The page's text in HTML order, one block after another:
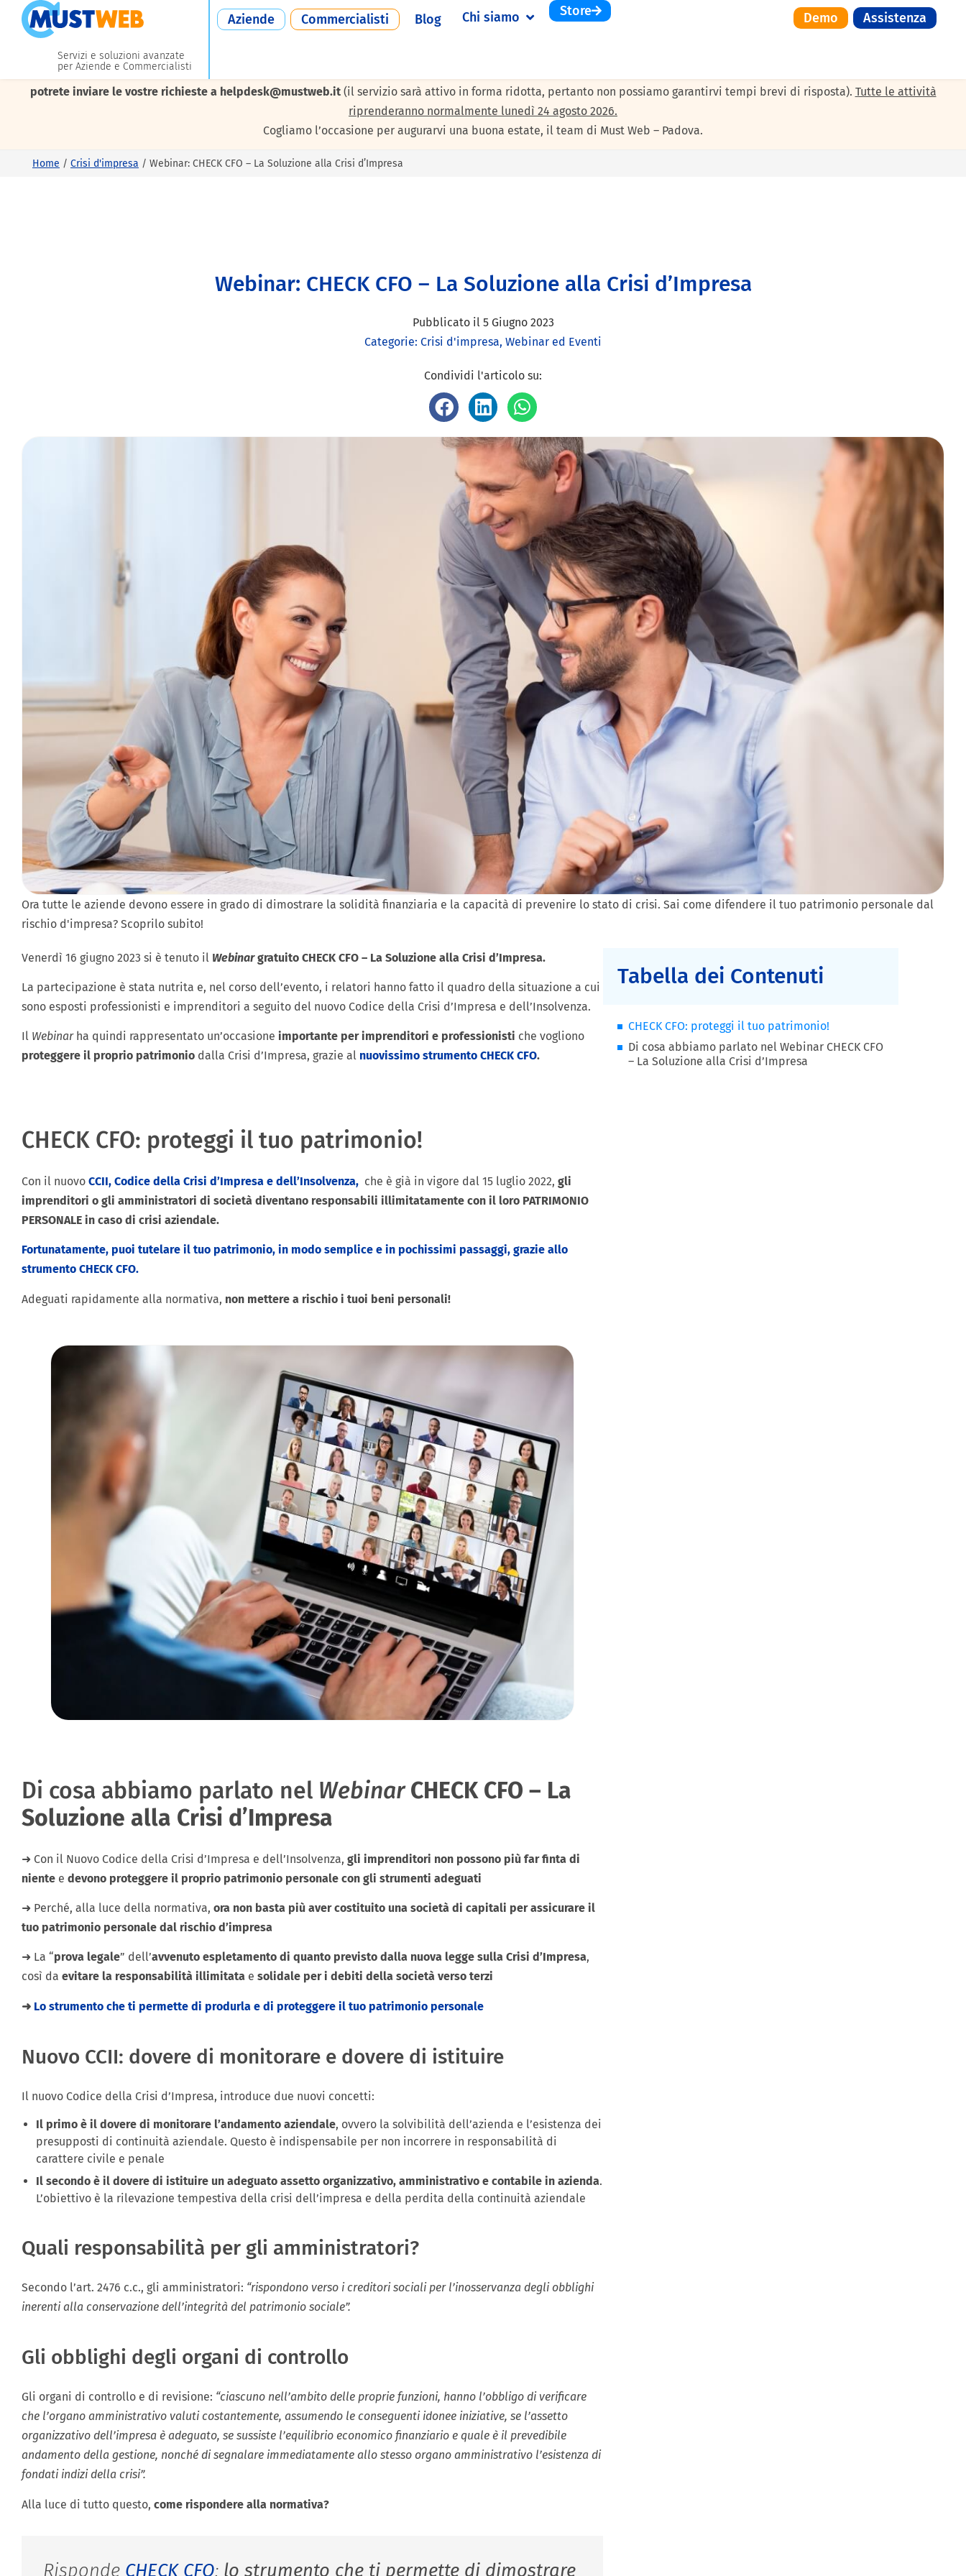
Servizi e soluzioni avanzate
per Aziende e Commercialisti
Aziende Commercialisti Blog Chi siamo Store Demo Assistenza
I nostri uffici resteranno chiusi da
potrete inviare le vostre richieste a helpdesk@mustweb.it(il servizio sarà attivo in forma ridotta, pertanto non possiamo garantirvi tempi brevi di risposta). Tutte le attività
riprenderanno normalmente lunedì 24 agosto 2026.
Cogliamo l’occasione per augurarvi una buona estate, il team di Must Web – Padova.
Home / Crisi d'impresa / Webinar: CHECK CFO – La Soluzione alla Crisi d’Impresa
Webinar: CHECK CFO – La Soluzione alla Crisi d’Impresa
Pubblicato il 5 Giugno 2023
Categorie: Crisi d'impresa, Webinar ed Eventi
Condividi l'articolo su:
Ora tutte le aziende devono essere in grado di dimostrare la solidità finanziaria e la capacità di prevenire lo stato di crisi. Sai come difendere il tuo patrimonio personale dal
rischio d'impresa? Scoprilo subito!
Venerdì 16 giugno 2023 si è tenuto il Webinargratuito CHECK CFO – La Soluzione alla Crisi d’Impresa.
La partecipazione è stata nutrita e, nel corso dell’evento, i relatori hanno fatto il quadro della situazione a cui
sono esposti professionisti e imprenditori a seguito del nuovo Codice della Crisi d’Impresa e dell’Insolvenza.
Il Webinarha quindi rappresentato un’occasione importante per imprenditori e professionisti che vogliono
proteggere il proprio patrimonio dalla Crisi d’Impresa, grazie al nuovissimo strumento CHECK CFO.
CHECK CFO: proteggi il tuo patrimonio!
Con il nuovo CCII, Codice della Crisi d’Impresa e dell’Insolvenza, che è già in vigore dal 15 luglio 2022, gli
imprenditori o gli amministratori di società diventano responsabili illimitatamente con il loro PATRIMONIO
PERSONALE in caso di crisi aziendale.
Fortunatamente, puoi tutelare il tuo patrimonio, in modo semplice e in pochissimi passaggi, grazie allo
strumento CHECK CFO.
Adeguati rapidamente alla normativa, non mettere a rischio i tuoi beni personali!
Di cosa abbiamo parlato nel Webinar CHECK CFO – La
Soluzione alla Crisi d’Impresa
➜ Con il Nuovo Codice della Crisi d’Impresa e dell’Insolvenza, gli imprenditori non possono più far finta di
niente e devono proteggere il proprio patrimonio personale con gli strumenti adeguati
➜ Perché, alla luce della normativa, ora non basta più aver costituito una società di capitali per assicurare il
tuo patrimonio personale dal rischio d’impresa
➜ La “prova legale” dell’avvenuto espletamento di quanto previsto dalla nuova legge sulla Crisi d’Impresa,
così da evitare la responsabilità illimitata e solidale per i debiti della società verso terzi
➜ Lo strumento che ti permette di produrla e di proteggere il tuo patrimonio personale
Nuovo CCII: dovere di monitorare e dovere di istituire
Il nuovo Codice della Crisi d’Impresa, introduce due nuovi concetti:
Il primo è il dovere di monitorare l’andamento aziendale, ovvero la solvibilità dell’azienda e l’esistenza dei
presupposti di continuità aziendale. Questo è indispensabile per non incorrere in responsabilità di
carattere civile e penale
Il secondo è il dovere di istituire un adeguato assetto organizzativo, amministrativo e contabile in azienda.
L’obiettivo è la rilevazione tempestiva della crisi dell’impresa e della perdita della continuità aziendale
Quali responsabilità per gli amministratori?
Secondo l’art. 2476 c.c., gli amministratori: “rispondono verso i creditori sociali per l’inosservanza degli obblighi
inerenti alla conservazione dell’integrità del patrimonio sociale”.
Gli obblighi degli organi di controllo
Gli organi di controllo e di revisione: “ciascuno nell’ambito delle proprie funzioni, hanno l’obbligo di verificare
che l’organo amministrativo valuti costantemente, assumendo le conseguenti idonee iniziative, se l’assetto
organizzativo dell’impresa è adeguato, se sussiste l’equilibrio economico finanziario e quale è il prevedibile
andamento della gestione, nonché di segnalare immediatamente allo stesso organo amministrativo l’esistenza di
fondati indizi della crisi”.
Alla luce di tutto questo, come rispondere alla normativa?
Risponde CHECK CFO: lo strumento che ti permette di dimostrare
Tabella dei Contenuti
CHECK CFO: proteggi il tuo patrimonio!
Di cosa abbiamo parlato nel Webinar CHECK CFO
– La Soluzione alla Crisi d’Impresa